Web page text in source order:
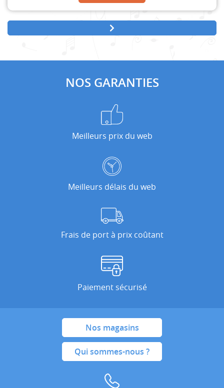
NOS GARANTIES
Meilleurs prix du web
Meilleurs délais du web
Frais de port à prix coûtant
Paiement sécurisé
Nos magasins
Qui sommes-nous ?